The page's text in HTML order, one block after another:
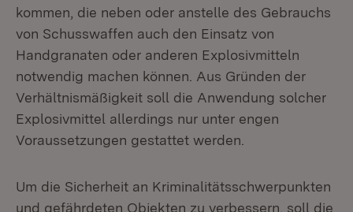
kommen, die neben oder anstelle des Gebrauchs
von Schusswaffen auch den Einsatz von
Handgranaten oder anderen Explosivmitteln
notwendig machen können. Aus Gründen der
Verhältnismäßigkeit soll die Anwendung solcher
Explosivmittel allerdings nur unter engen
Voraussetzungen gestattet werden.
Um die Sicherheit an Kriminalitätsschwerpunkten
und gefährdeten Objekten zu verbessern, soll die